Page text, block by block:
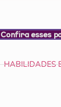
Confira esses
HABILIDADES